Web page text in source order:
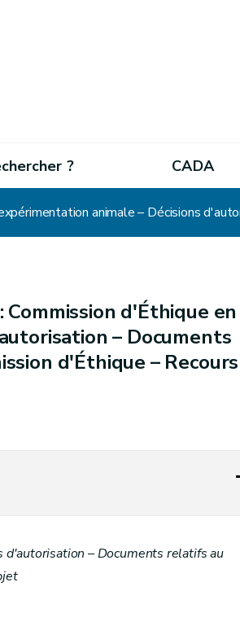
? CADA
Commission d'Éthique en
– Documents
d'Éthique – Recours
d'autorisation – Documents relatifs au